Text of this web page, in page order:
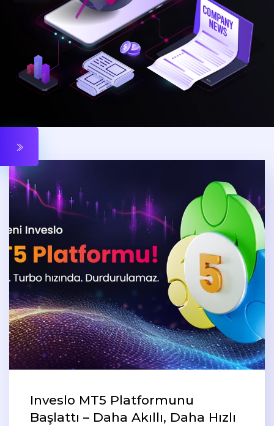
Inveslo MT5 Platformunu
Başlattı – Daha Akıllı, Daha Hızlı